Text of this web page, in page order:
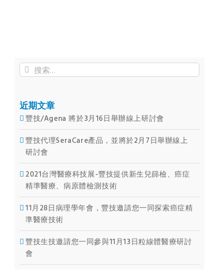
搜
索
果：
近期文章
豐技/Agena 將於3月16日舉辦線上研討會
豐技代理SeraCare產品，並將於2月7日舉辦線上
研討會
2021台灣醫療科技展-豐技提供新生兒篩檢、癌症
精準醫療、病原體檢測技術
11月28日病理學年會，豐技邀請您一同探索癌症精
準醫療技術
豐技生技邀請您一同參與11月13日粒線體醫療研討
會